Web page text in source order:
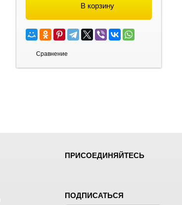
В корзину
Сравнение
ПРИСОЕДИНЯЙТЕСЬ
ПОДПИСАТЬСЯ